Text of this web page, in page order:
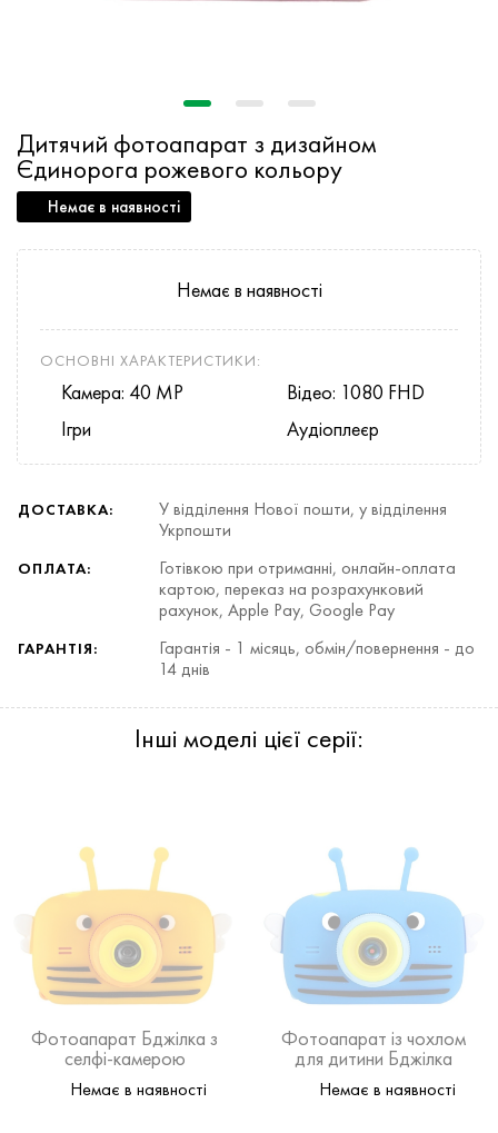
Дитячий фотоапарат з дизайном
Єдинорога рожевого кольору
Немає в наявності
Немає в наявності
ОСНОВНІ ХАРАКТЕРИСТИКИ:
Камера: 40 MP
Відео: 1080 FHD
Ігри
Аудіоплеєр
ДОСТАВКА:
У відділення Нової пошти, у відділення
Укрпошти
ОПЛАТА:
Готівкою при отриманні, онлайн-оплата
картою, переказ на розрахунковий
рахунок, Apple Pay, Google Pay
ГАРАНТІЯ:
Гарантія - 1 місяць, обмін/повернення - до
14 днів
Інші моделі цієї серії:
Фотоапарат Бджілка з
селфі-камерою
Немає в наявності
Фотоапарат із чохлом
для дитини Бджілка
Немає в наявності